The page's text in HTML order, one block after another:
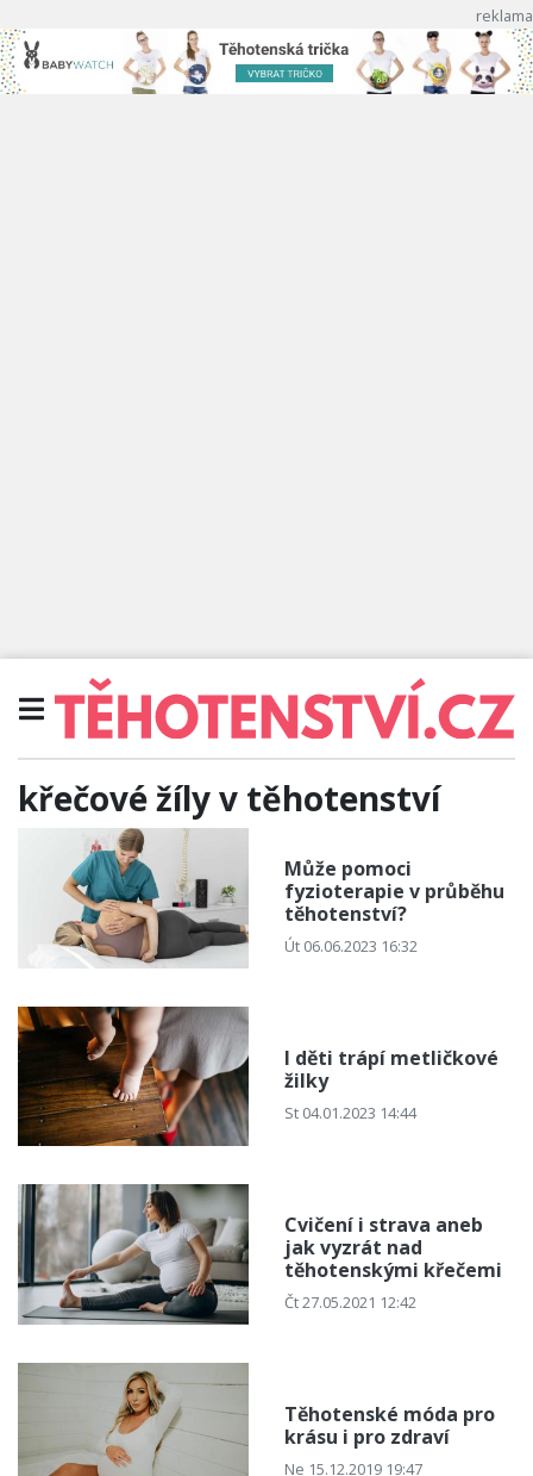
křečové žíly v těhotenství
Může pomoci
fyzioterapie v průběhu
těhotenství?
Út 06.06.2023 16:32
I děti trápí metličkové
žilky
St 04.01.2023 14:44
Cvičení i strava aneb
jak vyzrát nad
těhotenskými křečemi
Čt 27.05.2021 12:42
Těhotenské móda pro
krásu i pro zdraví
Ne 15.12.2019 19:47